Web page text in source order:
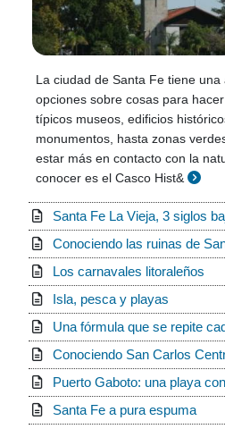
La ciudad de Santa Fe tiene
opciones sobre cosas para
típicos museos, edificios
monumentos, hasta zonas
estar más en contacto con la
conocer es el Casco Hist&
Santa Fe La Vieja, 3 siglos
Conociendo las ruinas de
Los carnavales litoraleños
Isla, pesca y playas
Una fórmula que se repite
Conociendo San Carlos
Puerto Gaboto: una playa
Santa Fe a pura espuma